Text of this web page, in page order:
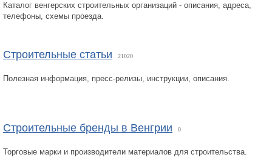
Каталог венгерских строительных организаций - описания, адреса,
телефоны, схемы проезда.
Строительные статьи 21020
Полезная информация, пресс-релизы, инструкции, описания.
Строительные бренды в Венгрии 0
Торговые марки и производители материалов для строительства.